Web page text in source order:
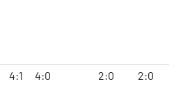
4:1 4:0 2:0 2:0